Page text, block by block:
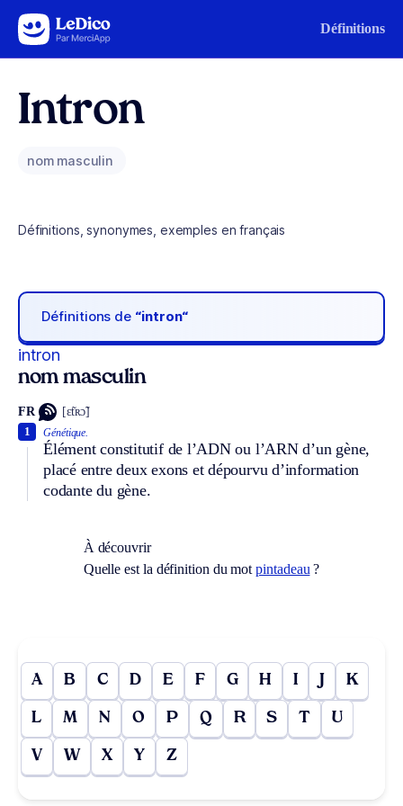
Aller au contenu Définitions
Intron
nom masculin
Définitions, synonymes, exemples en français
Définitions de “intron“
intron
nom masculin
FR [ɛ̃tʀɔ̃]
Génétique.
Élément constitutif de l’ADN ou l’ARN d’un gène,
placé entre deux exons et dépourvu d’information
codante du gène.
1
À découvrir
Quelle est la définition du motpintadeau ?
A B C D E F G H I J K
L M N O P Q R S T U
V W X Y Z